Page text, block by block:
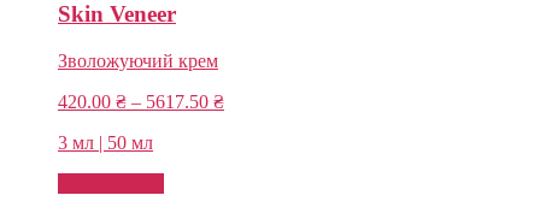
Skin Veneer
Зволожуючий крем
420.00 ₴ – 5617.50 ₴Price
3 мл | 50 мл